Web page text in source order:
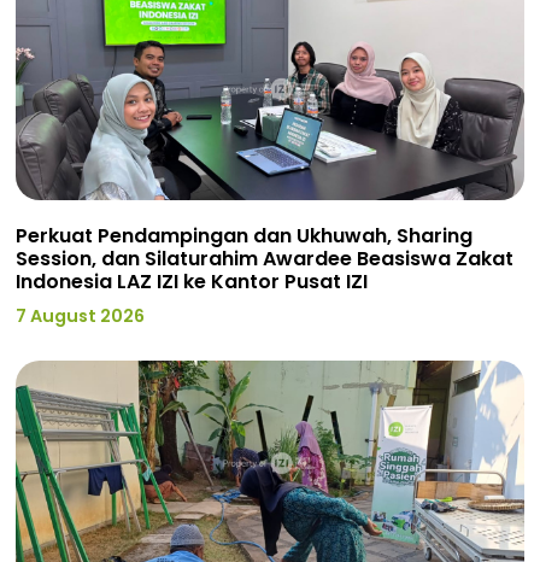
Perkuat Pendampingan dan Ukhuwah, Sharing
Session, dan Silaturahim Awardee Beasiswa Zakat
Indonesia LAZ IZI ke Kantor Pusat IZI
7 August 2026